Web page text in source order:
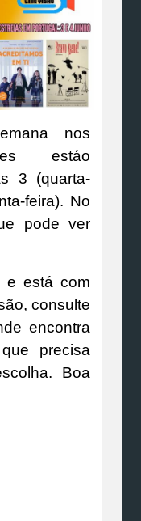
nos
estáo
3 (quarta-
feira). No
pode ver
e está com
consulte
encontra
precisa
Boa